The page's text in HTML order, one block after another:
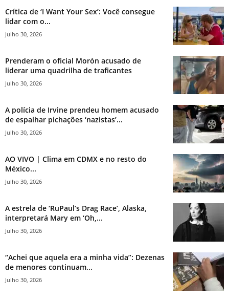
Crítica de ‘I Want Your Sex’: Você consegue
lidar com o...
Julho 30, 2026
Prenderam o oficial Morón acusado de
liderar uma quadrilha de traficantes
Julho 30, 2026
A polícia de Irvine prendeu homem acusado
de espalhar pichações ‘nazistas’...
Julho 30, 2026
AO VIVO | Clima em CDMX e no resto do
México...
Julho 30, 2026
A estrela de ‘RuPaul’s Drag Race’, Alaska,
interpretará Mary em ‘Oh,...
Julho 30, 2026
“Achei que aquela era a minha vida”: Dezenas
de menores continuam...
Julho 30, 2026